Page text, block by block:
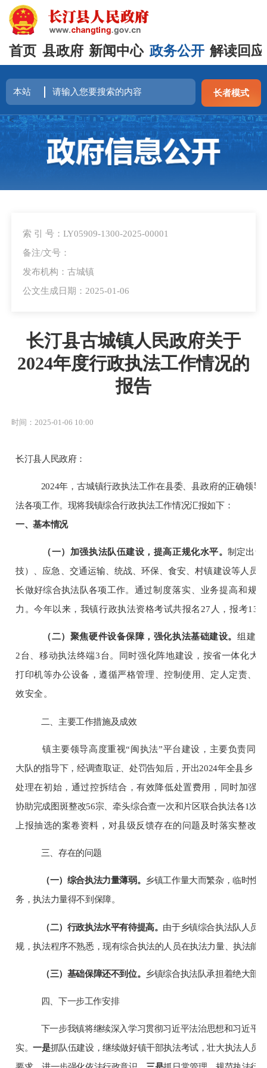
首页 县政府 新闻中心 政务公开 解读回应
长者模式
<
索 引 号：LY05909-1300-2025-00001
备注/文号：
发布机构：古城镇
公文生成日期：2025-01-06
长汀县古城镇人民政府关于
2024年度行政执法工作情况的
报告
时间：2025-01-06 10:00
长汀县人民政府：
2024年 ，古城镇行政执法工作在县委、县政府的正确领
法各项工作。 现将我镇综合行政执法工作情况汇报如下：
一、基本情况
（一） 加强执法队伍建设 ， 提高正规化水平。制定出台
技）
应急 交通运输、统战、环保、食安、村镇建设等人员和
长做好综合执法队各项工作。 通过制度落实、业务提高和规
力 。今年以来 ，我镇行政执法资格考试共报名 27人，报考13
（二） 聚焦硬件设备保障 ， 强化执法基础建设。 组建
2台、移动执法终端3台。 同时强化阵地建设， 按省一体化大
打印机等办公设备 ，遵循严格管理、控制使用、定人定责、
效安全。
二、 主要工作措施及成效
镇主要领导高度重视“闽执法”平台建设，主要负责同
大队的指导下，经调查取证、处罚告知后，开出2024年全县乡
处理在初始，通过控拆结合，有效降低处置费用 ，同时加强
协助完成图斑整改56宗、牵头综合查一次和片区联合执法各1次
上报抽选的案卷资料，对县级反馈存在的问题及时落实整改
三、存在的问题
（一）综合执法力量薄弱。
乡镇工作量大而繁杂，临时性
务，执法力量得不到保障。
（二） 行政执法水平有待提高。 由于乡镇综合执法队人员
规，执法程序不熟悉，现有综合执法的人员在执法力量、执法能
（三）基础保障还不到位。 乡镇综合执法队承担着绝大部
四、下一步工作安排
下一步我镇将继续深入学习贯彻习近平法治思想和习近平
实。一是抓队伍建设，继续做好镇干部执法考试，壮大执法人员